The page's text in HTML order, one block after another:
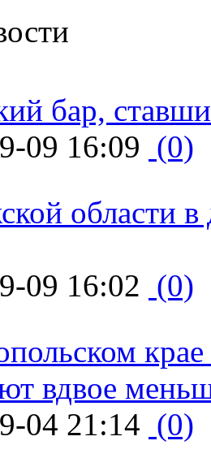
бар,
09 16:09 (0)
области в
09 16:02 (0)
вдвое
04 21:14 (0)